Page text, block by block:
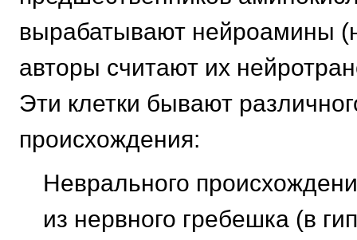
вырабатывают нейроамины
авторы считают их
Эти клетки бывают
происхождения:
Неврального
из нервного гребешка (в